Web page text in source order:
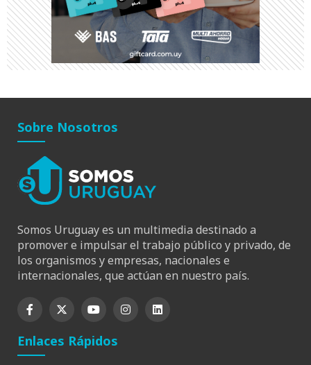
Sobre Nosotros
Somos Uruguay es un multimedia destinado a
promover e impulsar el trabajo público y privado, de
los organismos y empresas, nacionales e
internacionales, que actúan en nuestro país.
Enlaces Rápidos